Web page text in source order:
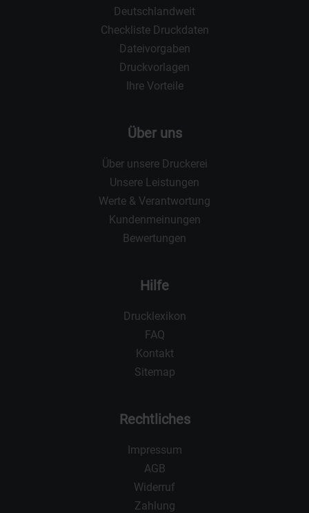
Deutschlandweit
Checkliste Druckdaten
Dateivorgaben
Druckvorlagen
Ihre Vorteile
Über uns
Über unsere Druckerei
Unsere Leistungen
Werte & Verantwortung
Kundenmeinungen
Bewertungen
Hilfe
Drucklexikon
FAQ
Kontakt
Sitemap
Rechtliches
Impressum
AGB
Widerruf
Zahlung